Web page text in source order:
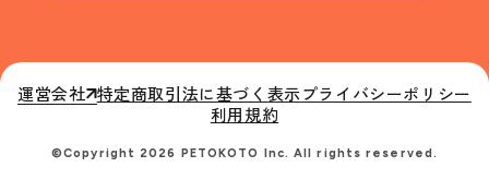
運営会社 特定商取引法に基づく表示プライバシーポリシー
利用規約
©Copyright 2026 PETOKOTO Inc. All rights reserved.